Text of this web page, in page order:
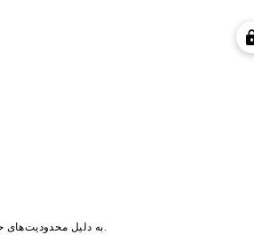
به دلیل محدودیت‌های حریم خصوصی/مجوزها، تصویر پروفایل در دسترس نیست.